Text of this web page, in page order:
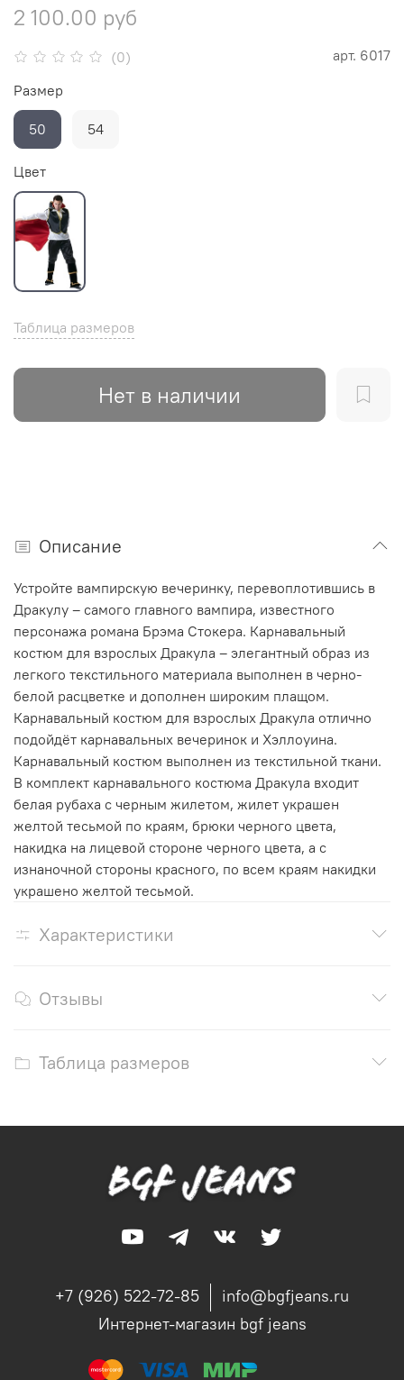
(0) арт. 6017
2 100.00 руб
Таблица размеров
Нет в наличии
Размер
50 54
Цвет
Описание
Устройте вампирскую вечеринку, перевоплотившись в
Дракулу – самого главного вампира, известного
персонажа романа Брэма Стокера. Карнавальный
костюм для взрослых Дракула – элегантный образ из
легкого текстильного материала выполнен в черно-
белой расцветке и дополнен широким плащом.
Карнавальный костюм для взрослых Дракула отлично
подойдёт карнавальных вечеринок и Хэллоуина.
Карнавальный костюм выполнен из текстильной ткани.
В комплект карнавального костюма Дракула входит
белая рубаха с черным жилетом, жилет украшен
желтой тесьмой по краям, брюки черного цвета,
накидка на лицевой стороне черного цвета, а с
изнаночной стороны красного, по всем краям накидки
украшено желтой тесьмой.
Характеристики
Отзывы
Таблица размеров
+7 (926) 522-72-85
info@bgfjeans.ru
Интернет-магазин bgf jeans